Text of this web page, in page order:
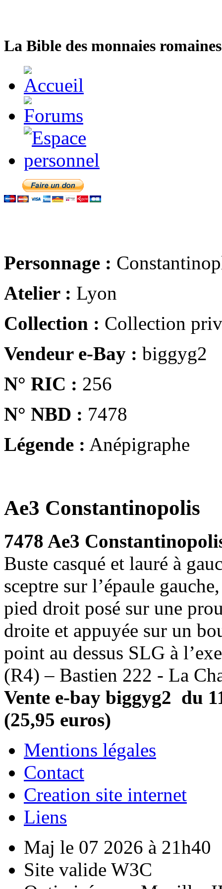
La Bible des monnaies
Personnage :
Atelier : Lyon
Collection : Collection
Vendeur e-Bay : biggyg2
N° RIC : 256
N° NBD : 7478
Légende : Anépigraphe
Ae3 Constantinopolis
7478 Ae3
Buste casqué et lauré à
sceptre sur l’épaule
pied droit posé sur une
droite et appuyée sur un
point au dessus SLG à
(R4) – Bastien 222 - La
Vente e-bay biggyg2 du
(25,95 euros)
Mentions légales
Contact
Creation site internet
Liens
Maj le 07 2026 à 21h40
Site valide W3C